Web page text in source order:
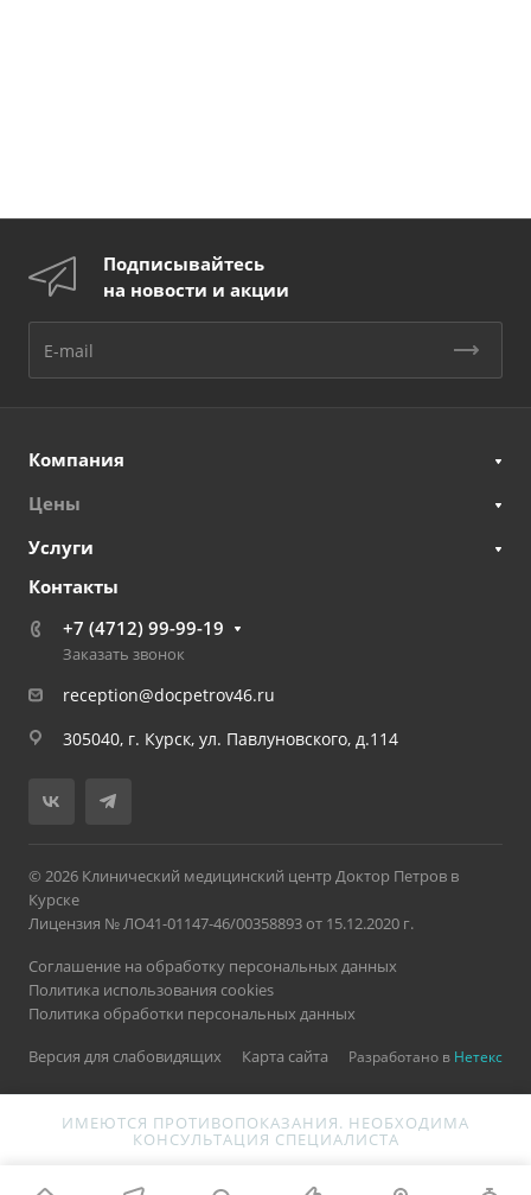
Подписывайтесь
на новости и акции
Компания
Цены
Услуги
Контакты
+7 (4712) 99-99-19
Заказать звонок
reception@docpetrov46.ru
305040, г. Курск, ул. Павлуновского, д.114
© 2026 Клинический медицинский центр Доктор Петров в
Курске
Лицензия № ЛО41-01147-46/00358893 от 15.12.2020 г.
Соглашение на обработку персональных данных
Политика использования cookies
Политика обработки персональных данных
Версия для слабовидящих
Карта сайта Разработано в Нетекс
ИМЕЮТСЯ ПРОТИВОПОКАЗАНИЯ. НЕОБХОДИМА
КОНСУЛЬТАЦИЯ СПЕЦИАЛИСТА